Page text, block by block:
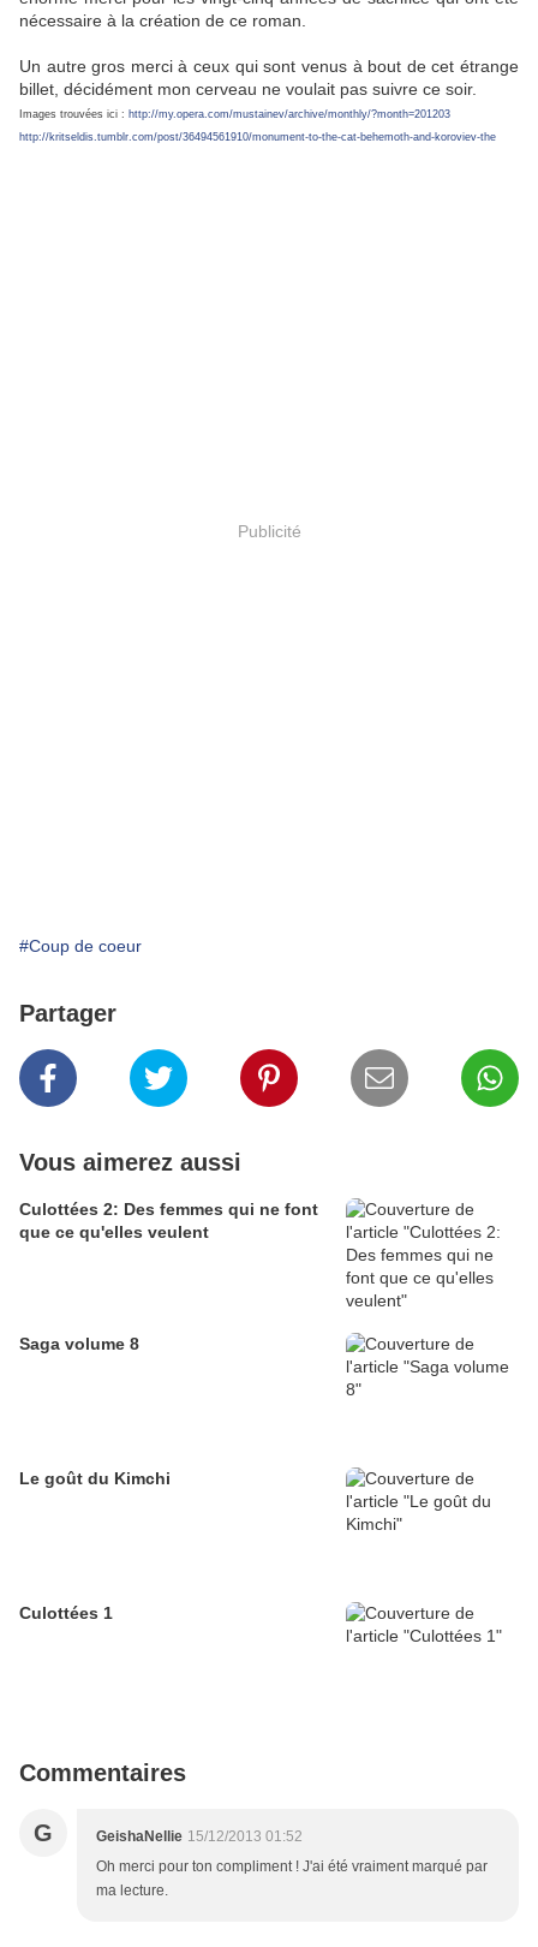
nécessaire à la création de ce roman.
Un autre gros merci à ceux qui sont venus à bout de cet étrange
billet, décidément mon cerveau ne voulait pas suivre ce soir.
Images trouvées ici : http://my.opera.com/mustainev/archive/monthly/?month=201203
http://kritseldis.tumblr.com/post/36494561910/monument-to-the-cat-behemoth-and-koroviev-the
Publicité
#Coup de coeur
Partager
Vous aimerez aussi
Culottées 2: Des femmes qui ne font
que ce qu'elles veulent
Saga volume 8
Le goût du Kimchi
Culottées 1
Commentaires
G GeishaNellie 15/12/2013 01:52
Oh merci pour ton compliment ! J'ai été vraiment marqué par
ma lecture.